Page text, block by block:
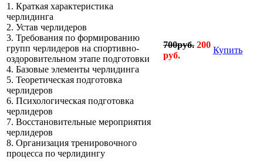
1. Краткая характеристика
черлидинга
2. Устав черлидеров
3. Требования по формированию
групп черлидеров на спортивно-
оздоровительном этапе подготовки
4. Базовые элементы черлидинга
5. Теоретическая подготовка
черлидеров
6. Психологическая подготовка
черлидеров
7. Восстановительные мероприятия
черлидеров
8. Организация тренировочного
процесса по черлидингу
700руб. 200
руб.
Купить